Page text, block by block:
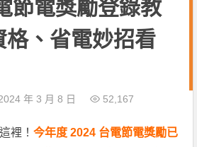
節電獎勵登錄教
格、省電妙招看
年 3 月 8 日 52,167
裡！今年度 2024 台電節電獎勵已